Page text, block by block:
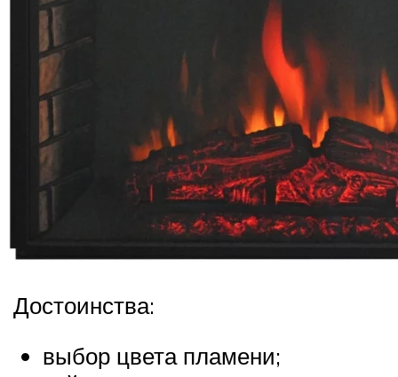
Достоинства:
выбор цвета пламени;